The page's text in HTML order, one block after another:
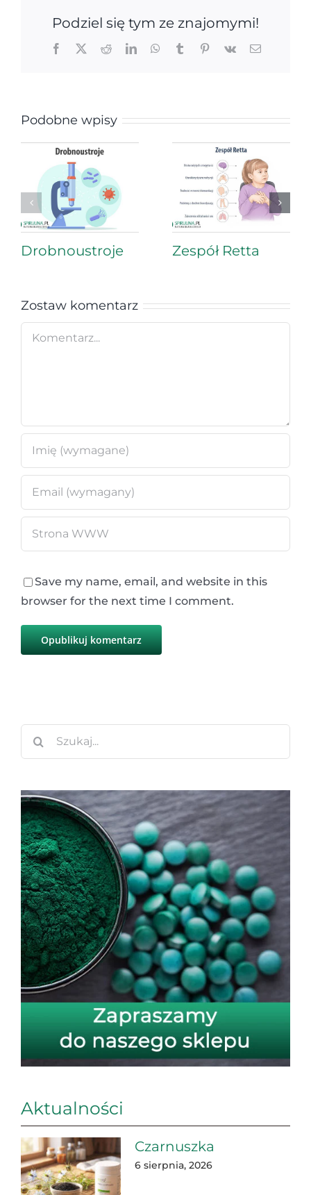
Podziel się tym ze znajomymi!
Facebook
X RedditLinkedInWhatsApp
TumblrPinterest
Vk Email
Podobne wpisy
Drobnoustroje Zespół Retta
Zostaw komentarz
Save my name, email, and website in this
browser for the next time I comment.
Aktualności
Czarnuszka
6 sierpnia, 2026